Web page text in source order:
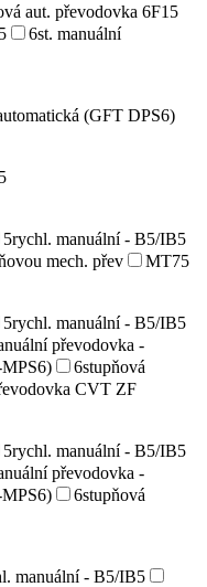
aut. převodovka 6F15
6st. manuální
(GFT DPS6)
5rychl. manuální - B5/IB5
mech. přev
MT75
5rychl. manuální - B5/IB5
převodovka -
6stupňová
CVT ZF
5rychl. manuální - B5/IB5
převodovka -
6stupňová
manuální - B5/IB5